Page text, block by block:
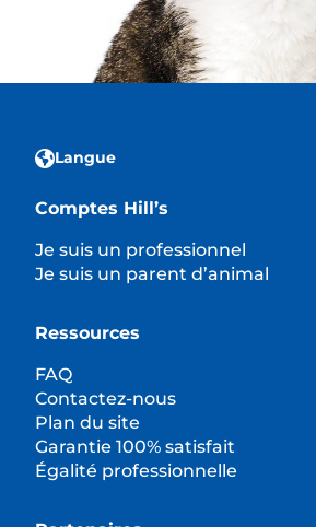
Langue
Comptes Hill’s
Je suis un professionnel
Je suis un parent d’animal
Ressources
FAQ
Contactez-nous
Plan du site
Garantie 100% satisfait
Égalité professionnelle